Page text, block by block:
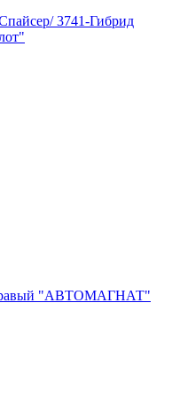
3741-Гибрид
"АВТОМАГНАТ"